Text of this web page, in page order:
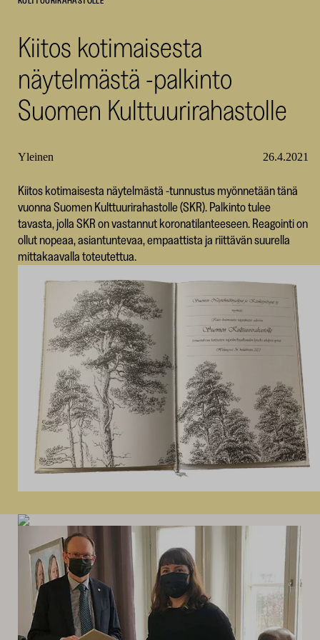
Kiitos kotimaisesta
näytelmästä -palkinto
Suomen Kulttuurirahastolle
Yleinen 26.4.2021
Kiitos kotimaisesta näytelmästä -tunnustus myönnetään tänä
vuonna Suomen Kulttuurirahastolle (SKR). Palkinto tulee
tavasta, jolla SKR on vastannut koronatilanteeseen. Reagointi on
ollut nopeaa, asiantuntevaa, empaattista ja riittävän suurella
mittakaavalla toteutettua.